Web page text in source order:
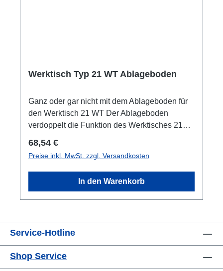
Werktisch Typ 21 WT Ablageboden
Ganz oder gar nicht mit dem Ablageboden für
den Werktisch 21 WT Der Ablageboden
verdoppelt die Funktion des Werktisches 21
eignet sich als zweite Ebene zum Verstauen
von Werkzeugen und Geräten. Durch das
verzinkte Blech und ein stabilisierendes
Längsrohr hält der Ablageboden auch echten
x L 1010 mm aus 1,0 mm verzinktem Blech 1
Längsrohr aus Profilrohr 40 x 40 x 1,5 x 1090
mm zur zusätzlichen Stabilisierung des
Ablagebodens Lieferung komplett montiert
Werktisch Grundmodul nicht im Lieferumfang
Regulärer Preis:
68,54 €
Preise inkl. MwSt. zzgl. Versandkosten
In den Warenkorb
Service-Hotline
Shop Service